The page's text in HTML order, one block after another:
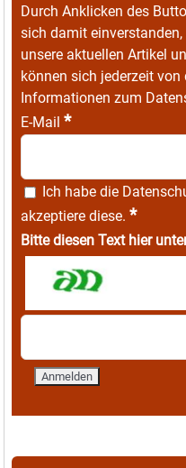
Durch Anklicken des
sich damit
unsere aktuellen Artikel
können sich jederzeit
Informationen zum
E-Mail *
Ich habe die
akzeptiere diese. *
Bitte diesen Text hier